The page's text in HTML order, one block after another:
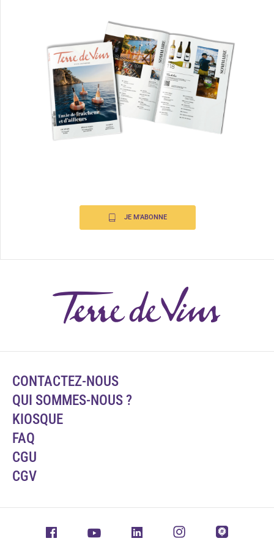
JE M'ABONNE
CONTACTEZ-NOUS
QUI SOMMES-NOUS ?
KIOSQUE
FAQ
CGU
CGV